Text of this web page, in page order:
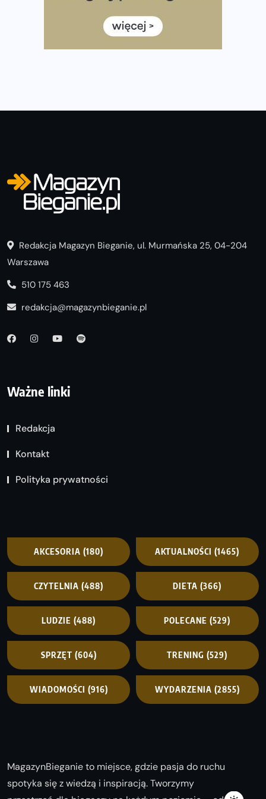
Już w tę sobotę 35. Bieg Powstania Warszawskiego.
Wystartuje rekordowa liczba uczestników
Redakcja Magazyn Bieganie, ul. Murmańska 25, 04-204
Warszawa
510 175 463
redakcja@magazynbieganie.pl
Ważne linki
Redakcja
Kontakt
Polityka prywatności
AKCESORIA (180) AKTUALNOŚCI (1465)
CZYTELNIA (488) DIETA (366)
LUDZIE (488) POLECANE (529)
SPRZĘT (604) TRENING (529)
WIADOMOŚCI (916) WYDARZENIA (2855)
MagazynBieganie to miejsce, gdzie pasja do ruchu
spotyka się z wiedzą i inspiracją. Tworzymy